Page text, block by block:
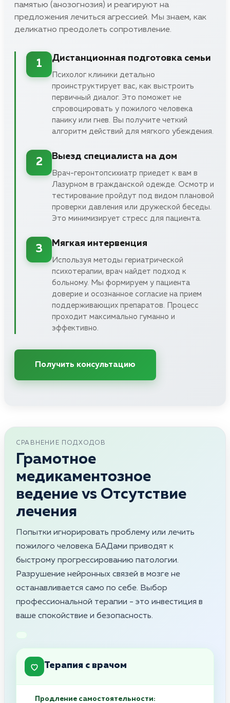
памятью (анозогнозия) и реагируют на
предложения лечиться агрессией. Мы знаем, как
деликатно преодолеть сопротивление.
1
Дистанционная подготовка семьи
Психолог клиники детально
проинструктирует вас, как выстроить
первичный диалог. Это поможет не
спровоцировать у пожилого человека
панику или гнев. Вы получите четкий
алгоритм действий для мягкого убеждения.
2
Выезд специалиста на дом
Врач-геронтопсихиатр приедет к вам в
Лазурном в гражданской одежде. Осмотр и
тестирование пройдут под видом плановой
проверки давления или дружеской беседы.
Это минимизирует стресс для пациента.
3
Мягкая интервенция
Используя методы гериатрической
психотерапии, врач найдет подход к
больному. Мы формируем у пациента
доверие и осознанное согласие на прием
поддерживающих препаратов. Процесс
проходит максимально гуманно и
эффективно.
Получить консультацию
СРАВНЕНИЕ ПОДХОДОВ
Грамотное
медикаментозное
ведение vs Отсутствие
лечения
Попытки игнорировать проблему или лечить
пожилого человека БАДами приводят к
быстрому прогрессированию патологии.
Разрушение нейронных связей в мозге не
останавливается само по себе. Выбор
профессиональной терапии - это инвестиция в
ваше спокойствие и безопасность.
Терапия с врачом
Продление самостоятельности: